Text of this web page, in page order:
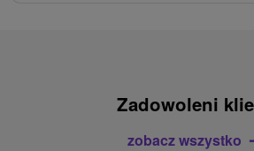
Zadowoleni
zobacz wszystko